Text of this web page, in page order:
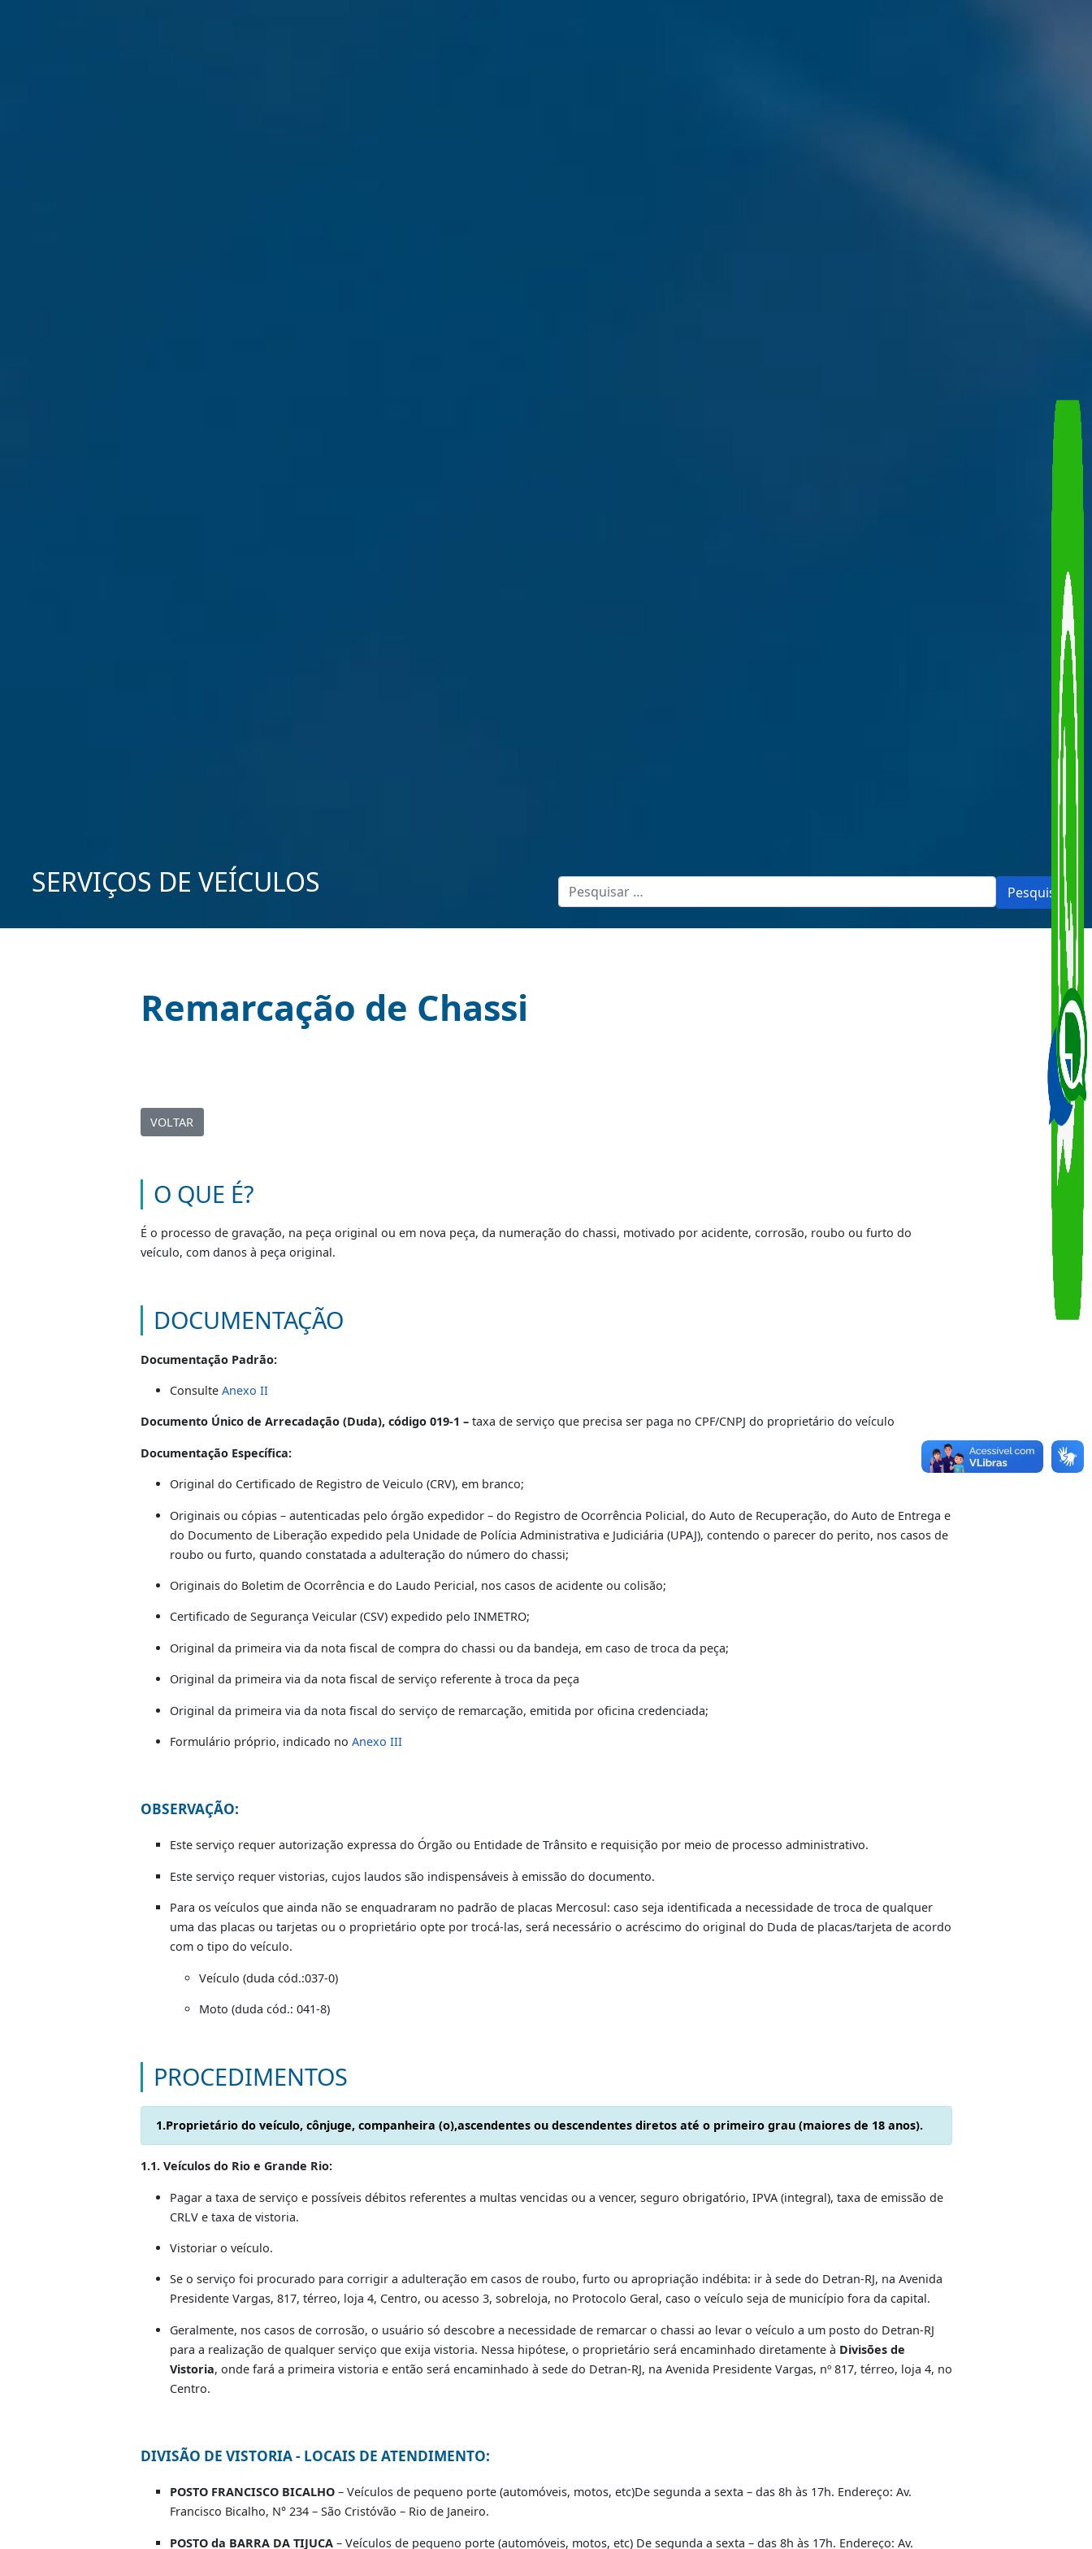
SERVIÇOS DE VEÍCULOS Pesquisar
O QUE É?
É o processo de gravação, na peça original ou em nova peça, da numeração do chassi, motivado por acidente, corrosão, roubo ou furto do
veículo, com danos à peça original.
DOCUMENTAÇÃO
Documentação Padrão:
ConsulteAnexo II
Documento Único de Arrecadação (Duda), código 019-1 –taxa de serviço que precisa ser paga no CPF/CNPJ do proprietário do veículo
Documentação Específica:
Original do Certificado de Registro de Veiculo (CRV), em branco;
Originais ou cópias – autenticadas pelo órgão expedidor – do Registro de Ocorrência Policial, do Auto de Recuperação, do Auto de Entrega e
do Documento de Liberação expedido pela Unidade de Polícia Administrativa e Judiciária (UPAJ), contendo o parecer do perito, nos casos de
Originais do Boletim de Ocorrência e do Laudo Pericial, nos casos de acidente ou colisão;
Certificado de Segurança Veicular (CSV) expedido pelo INMETRO;
Original da primeira via da nota fiscal de compra do chassi ou da bandeja, em caso de troca da peça;
Original da primeira via da nota fiscal de serviço referente à troca da peça
Original da primeira via da nota fiscal do serviço de remarcação, emitida por oficina credenciada;
Formulário próprio, indicado no
Este serviço requer autorização expressa do Órgão ou Entidade de Trânsito e requisição por meio de processo administrativo.
Este serviço requer vistorias, cujos laudos são indispensáveis à emissão do documento.
Para os veículos que ainda não se enquadraram no padrão de placas Mercosul: caso seja identificada a necessidade de troca de qualquer
com o tipo do veículo.
Moto (duda cód.: 041-8)
PROCEDIMENTOS
1.1. Veículos do Rio e Grande Rio:
CRLV e taxa de vistoria.
Vistoriar o veículo.